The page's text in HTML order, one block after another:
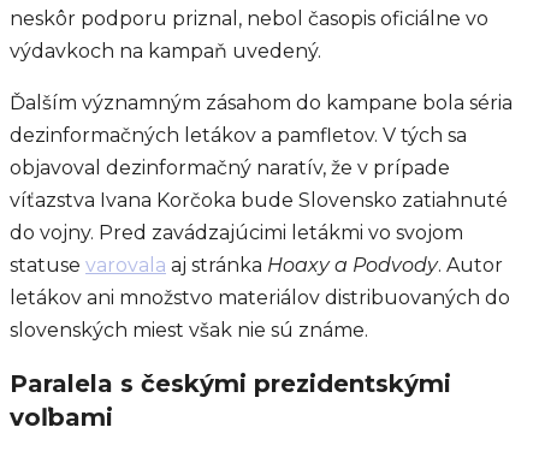
neskôr podporu priznal, nebol časopis oficiálne vo
výdavkoch na kampaň uvedený.
Ďalším významným zásahom do kampane bola séria
dezinformačných letákov a pamfletov. V tých sa
objavoval dezinformačný naratív, že v prípade
víťazstva Ivana Korčoka bude Slovensko zatiahnuté
do vojny. Pred zavádzajúcimi letákmi vo svojom
statuse varovala aj stránka Hoaxy a Podvody. Autor
letákov ani množstvo materiálov distribuovaných do
slovenských miest však nie sú známe.
Paralela s českými prezidentskými
voľbami